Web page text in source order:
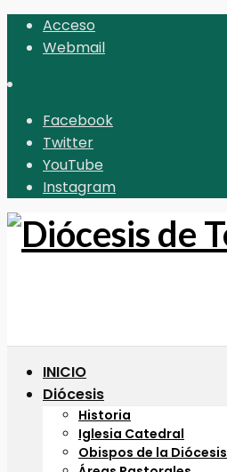
Acceso
Webmail
Facebook
Twitter
YouTube
Instagram
INICIO
Diócesis
Historia
Iglesia Catedral
Obispos de la Diócesis